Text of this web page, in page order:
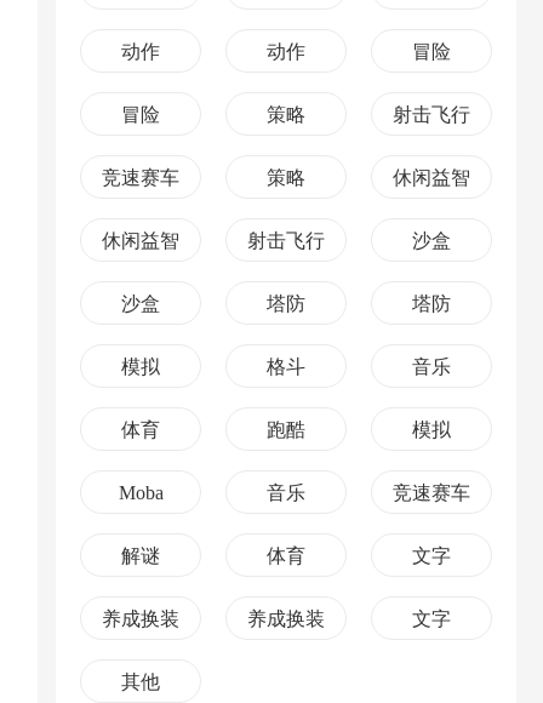
动作 动作 冒险
冒险 策略 射击飞行
竞速赛车 策略 休闲益智
休闲益智 射击飞行 沙盒
沙盒 塔防 塔防
模拟 格斗 音乐
体育 跑酷 模拟
Moba 音乐 竞速赛车
解谜 体育 文字
养成换装 养成换装 文字
其他